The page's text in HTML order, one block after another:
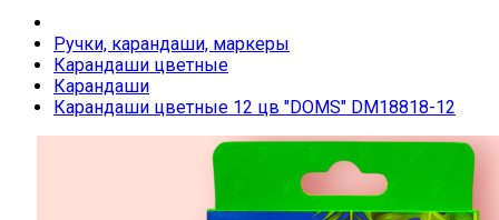
Ручки, карандаши, маркеры
Карандаши цветные
Карандаши
Карандаши цветные 12 цв "DOMS" DM18818-12